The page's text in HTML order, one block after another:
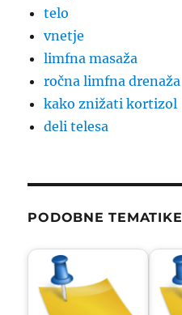
telo
vnetje
limfna masaža
ročna limfna drenaža
kako znižati kortizol
deli telesa
PODOBNE TEMATIKE